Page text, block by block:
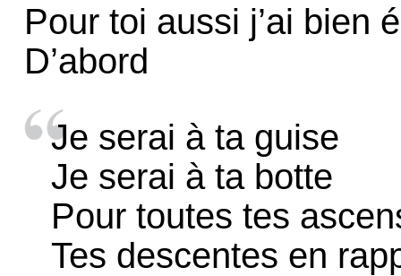
Pour toi aussi j’ai bien
D’abord
Je serai à ta guise
Je serai à ta botte
Pour toutes tes
Tes descentes en